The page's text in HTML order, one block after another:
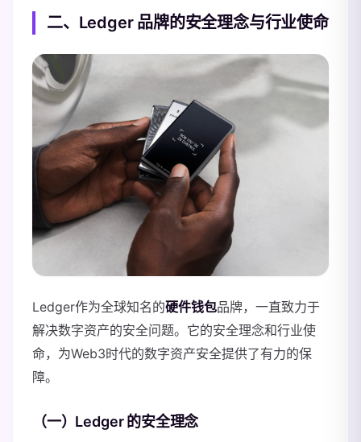
二、Ledger 品牌的安全理念与行业使命
Ledger作为全球知名的硬件钱包品牌，一直致力于
解决数字资产的安全问题。它的安全理念和行业使
命，为Web3时代的数字资产安全提供了有力的保
障。
（一）Ledger 的安全理念